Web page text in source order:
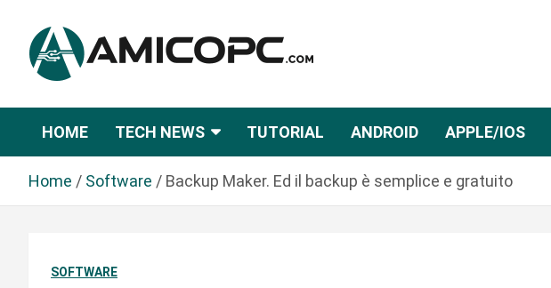
n
Amicopc.com
HOME TECH NEWS TUTORIAL ANDROID APPLE/IOS
Home Software Backup Maker. Ed il backup è semplice e gratuito
SOFTWARE